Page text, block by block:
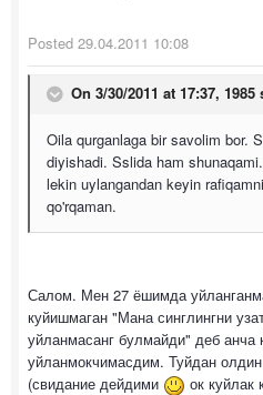
Posted 29.04.2011 10:08
On 3/30/2011 at 17:37, 1985
Oila qurganlaga bir savolim bor.
diyishadi. Sslida ham
lekin uylangandan keyin
qo'rqaman.
Салом. Мен 27 ёшимда
куйишмаган "Мана синглингни
уйланмасанг булмайди" деб анча
уйланмокчимасдим. Туйдан
(свидание дейдими
ок